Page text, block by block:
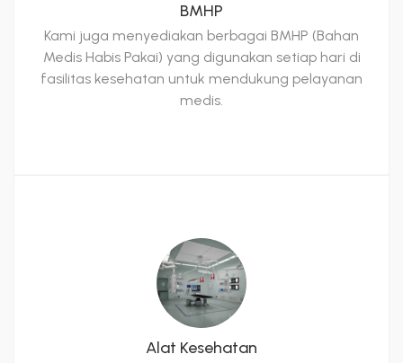
BMHP
Kami juga menyediakan berbagai BMHP (Bahan
Medis Habis Pakai) yang digunakan setiap hari di
fasilitas kesehatan untuk mendukung pelayanan
medis.
Alat Kesehatan